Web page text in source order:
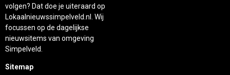
volgen? Dat doe je uiteraard op
Lokaalnieuwssimpelveld.nl. Wij
focussen op de dagelijkse
nieuwsitems van omgeving
Simpelveld.
Sitemap